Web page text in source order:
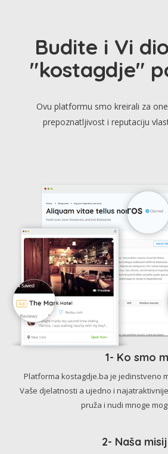
Budite i Vi
"kostagdje"
Ovu platformu smo kreirali za
prepoznatljivost i reputaciju
1- Ko smo
Platforma kostagdje.ba je jedinstveno
Vaše djelatnosti a ujedno i
pruža i nudi mnoge
2- Naša